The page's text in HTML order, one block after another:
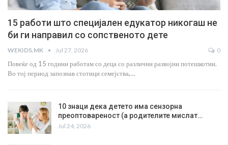
15 работи што специјален едукатор никогаш не
би ги направил со сопственото дете
WEKIDS.MK Jul 27, 2026 0
Повеќе од 15 години работам со деца со различни развојни потешкотии.
Во тој период запознав стотици семејства,…
10 знаци дека детето има сензорна
преоптовареност (а родителите мислат…
Jul 24, 2026